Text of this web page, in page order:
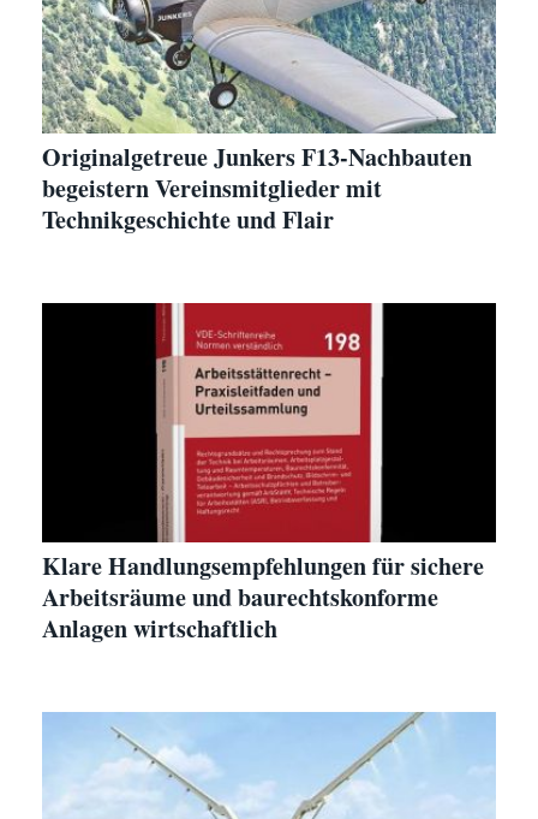
Originalgetreue Junkers F13-Nachbauten
begeistern Vereinsmitglieder mit
Technikgeschichte und Flair
Klare Handlungsempfehlungen für sichere
Arbeitsräume und baurechtskonforme
Anlagen wirtschaftlich